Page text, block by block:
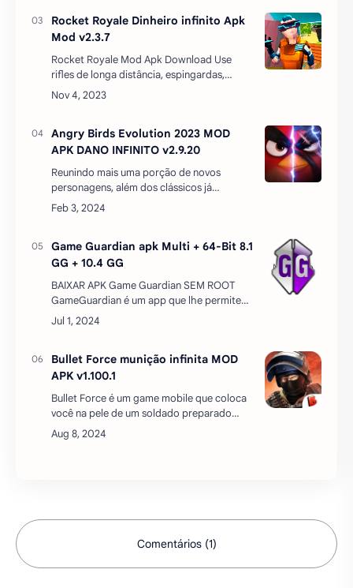
via mediafire é …
Rocket Royale Dinheiro infinito Apk
Mod v2.3.7
Rocket Royale Mod Apk Download Use
rifles de longa distância, espingardas,
pistolas e muito mais. E, assim como em
Fortnite, a cor da arma mostra a raridade
Angry Birds Evolution 2023 MOD
APK DANO INFINITO v2.9.20
Reunindo mais uma porção de novos
personagens, além dos clássicos já
conhecidos, Angry Birds Evolution traz um
tipo de game diferente do título original da
Game Guardian apk Multi + 64-Bit 8.1
GG + 10.4 GG
BAIXAR APK Game Guardian SEM ROOT
GameGuardian é um app que lhe permite
modificar o conteúdo dos seus video
games Android para conseguir vantagens e
Bullet Force munição infinita MOD
APK v1.100.1
Bullet Force é um game mobile que coloca
você na pele de um soldado preparado
para realizar missão. No jogo, é preciso unir
pensamento estratégico, agilidade de
Comentários (1)